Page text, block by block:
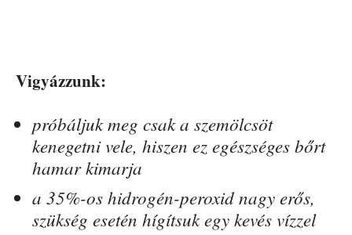
Vigyázzunk:
próbáljuk meg csak a szemölcsöt
kenegetni vele, hiszen ez egészséges bőrt
hamar kimarja
a 35%-os hidrogén-peroxid nagy erős,
szükség esetén hígítsuk egy kevés vízzel